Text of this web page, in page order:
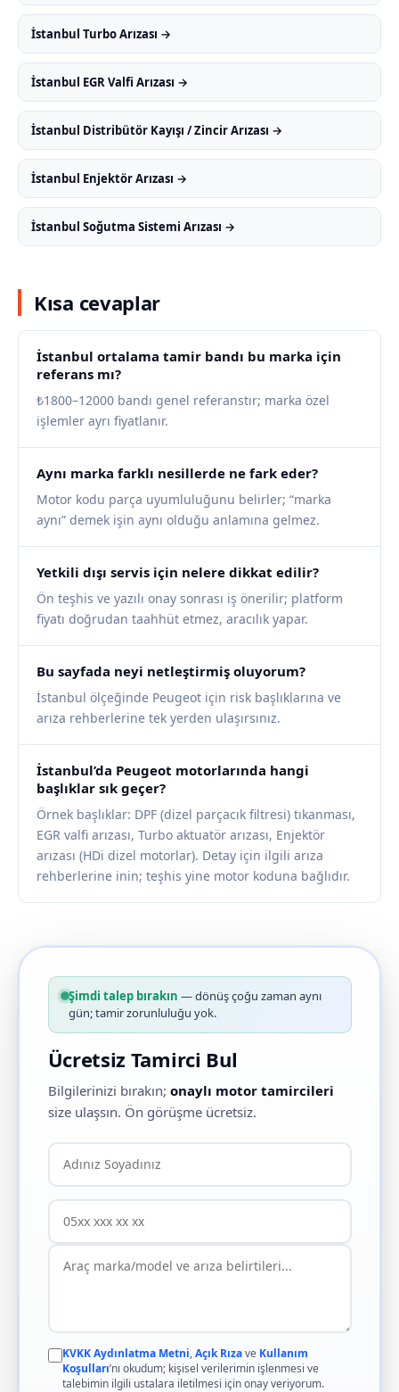
İstanbul Turbo Arızası →
İstanbul EGR Valfi Arızası →
İstanbul Distribütör Kayışı / Zincir Arızası →
İstanbul Enjektör Arızası →
İstanbul Soğutma Sistemi Arızası →
Kısa cevaplar
İstanbul ortalama tamir bandı bu marka için
referans mı?
₺1800–12000 bandı genel referanstır; marka özel
işlemler ayrı fiyatlanır.
Aynı marka farklı nesillerde ne fark eder?
Motor kodu parça uyumluluğunu belirler; “marka
aynı” demek işin aynı olduğu anlamına gelmez.
Yetkili dışı servis için nelere dikkat edilir?
Ön teşhis ve yazılı onay sonrası iş önerilir; platform
fiyatı doğrudan taahhüt etmez, aracılık yapar.
Bu sayfada neyi netleştirmiş oluyorum?
İstanbul ölçeğinde Peugeot için risk başlıklarına ve
arıza rehberlerine tek yerden ulaşırsınız.
İstanbul’da Peugeot motorlarında hangi
başlıklar sık geçer?
Örnek başlıklar: DPF (dizel parçacık filtresi) tıkanması,
EGR valfi arızası, Turbo aktuatör arızası, Enjektör
arızası (HDi dizel motorlar). Detay için ilgili arıza
rehberlerine inin; teşhis yine motor koduna bağlıdır.
Şimdi talep bırakın — dönüş çoğu zaman aynı
gün; tamir zorunluluğu yok.
Ücretsiz Tamirci Bul
Bilgilerinizi bırakın; onaylı motor tamircileri
size ulaşsın. Ön görüşme ücretsiz.
KVKK Aydınlatma Metni,Açık Rızave Kullanım
Koşulları’nı okudum; kişisel verilerimin işlenmesi ve
talebimin ilgili ustalara iletilmesi için onay veriyorum.